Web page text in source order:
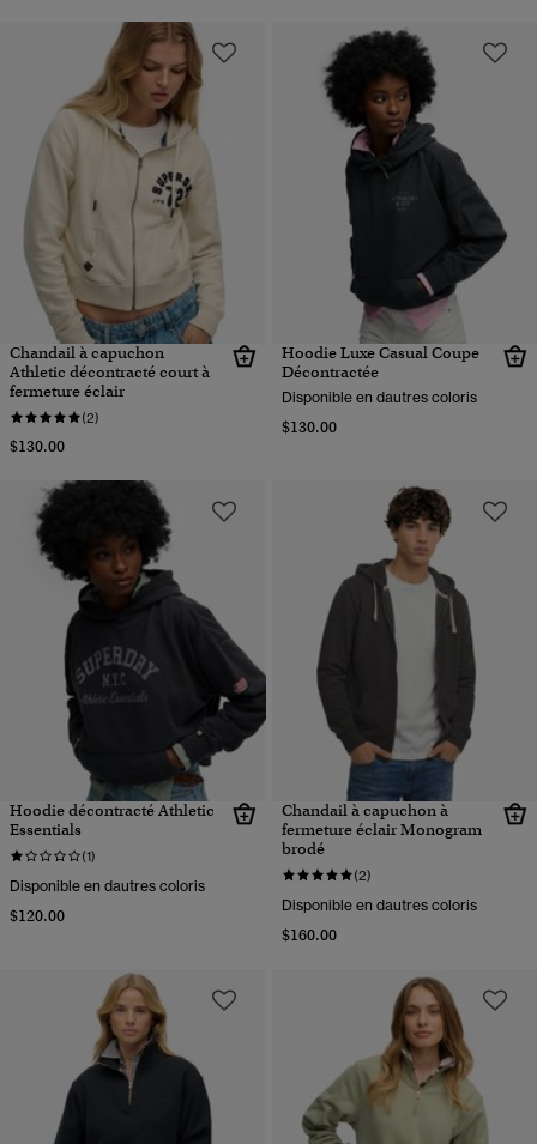
Chandail à capuchon
Athletic décontracté court à
fermeture éclair
(2)
$130.00
Hoodie Luxe Casual Coupe
Décontractée
Disponible en dautres coloris
$130.00
Hoodie décontracté Athletic
Essentials
(1)
Disponible en dautres coloris
$120.00
Chandail à capuchon à
fermeture éclair Monogram
brodé
(2)
Disponible en dautres coloris
$160.00